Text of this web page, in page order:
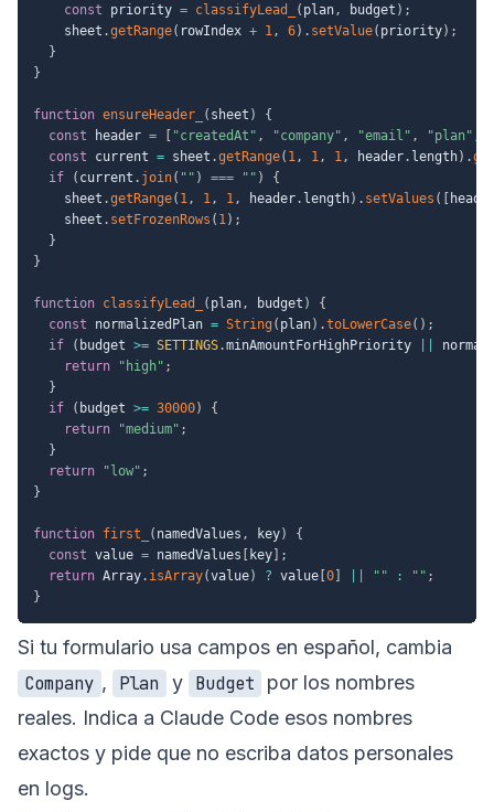
const priority = classifyLead_ ( plan, budget ) ;
    sheet
.getRange( rowIndex + 1, 6) . setValue( priority) ;
}
}
function ensureHeader_ ( sheet )
{
const header = "createdAt" , "company" , "email" , "plan" ,
const current = sheet .getRange( 1, 1, 1, header. length) .
if
( current . join( "" ) === "" )
{
    sheet
.getRange( 1, 1, 1, header. length) . setValues (
    sheet
. setFrozenRows ( 1) ;
}
}
function classifyLead_ ( plan, budget )
{
const normalizedPlan = String ( plan) .toLowerCase( ) ;
if
( budget >= SETTINGS.minAmountForHighPriority
return
"high" ;
}
if
( budget >= 30000)
{
return
"medium" ;
}
return
"low" ;
}
function first_ ( namedValues , key)
{
const value = namedValues key
;
return Array. isArray(value) ? value 0 "" : "" ;
}
Si tu formulario usa campos en español, cambia
Company , Plan y Budget
por los nombres
reales. Indica a Claude Code esos nombres
exactos y pide que no escriba datos personales
en logs.